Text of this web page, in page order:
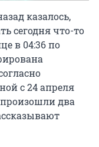
казалось,
сегодня что-то
в 04:36 по
с 24 апреля
произошли два